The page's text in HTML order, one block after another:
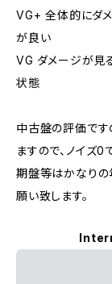
VG+ 全体的にダ
が良い
VG ダメージが見
状態
中古盤の評価です
ますので、ノイズ
期盤等はかなり
願い致します。